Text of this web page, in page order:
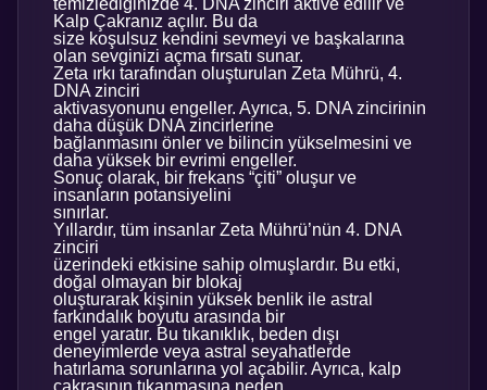
temizlediğinizde 4. DNA zinciri aktive edilir ve
Kalp Çakranız açılır. Bu da
size koşulsuz kendini sevmeyi ve başkalarına
olan sevginizi açma fırsatı sunar.
Zeta ırkı tarafından oluşturulan Zeta Mührü, 4.
DNA zinciri
aktivasyonunu engeller. Ayrıca, 5. DNA zincirinin
daha düşük DNA zincirlerine
bağlanmasını önler ve bilincin yükselmesini ve
daha yüksek bir evrimi engeller.
Sonuç olarak, bir frekans “çiti” oluşur ve
insanların potansiyelini
sınırlar.
Yıllardır, tüm insanlar Zeta Mührü’nün 4. DNA
zinciri
üzerindeki etkisine sahip olmuşlardır. Bu etki,
doğal olmayan bir blokaj
oluşturarak kişinin yüksek benlik ile astral
farkındalık boyutu arasında bir
engel yaratır. Bu tıkanıklık, beden dışı
deneyimlerde veya astral seyahatlerde
hatırlama sorunlarına yol açabilir. Ayrıca, kalp
çakrasının tıkanmasına neden